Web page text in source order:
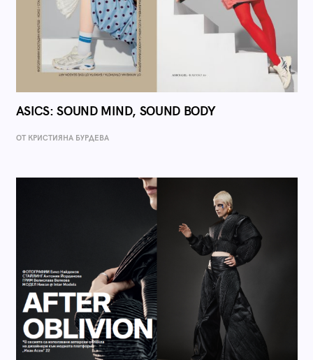
ASICS: SOUND MIND, SOUND BODY
ОТ КРИСТИЯНА БУРДЕВА